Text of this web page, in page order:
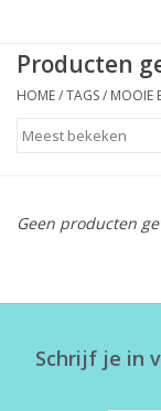
Schoenen
Producten
HOME/TAGS/ MOOIE
Geen producten
Schrijf je in